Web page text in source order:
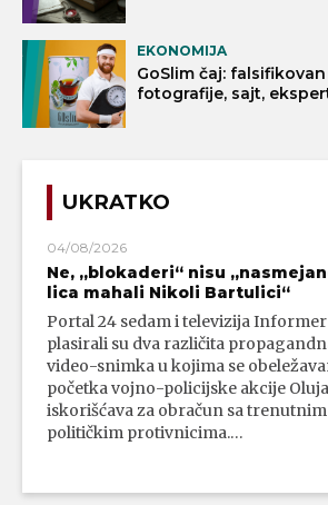
EKONOMIJA
GoSlim čaj:
fotografije, sajt,
UKRATKO
04/08/2026
Ne, „blokaderi“ nisu
lica mahali Nikoli Bartulici“
Portal 24 sedam i televizija Informer
plasirali su dva različita
video-snimka u kojima se
početka vojno-policijske akcije Oluja
iskorišćava za obračun sa trenutnim
političkim protivnicima.…